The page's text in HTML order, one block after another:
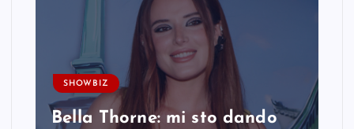
SHOWBIZ
Bella Thorne: mi sto dando